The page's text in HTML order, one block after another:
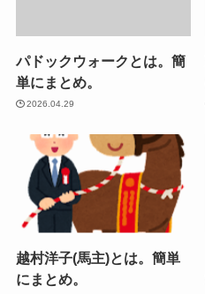
パドックウォークとは。簡
単にまとめ。
2026.04.29
越村洋子(馬主)とは。簡単
にまとめ。